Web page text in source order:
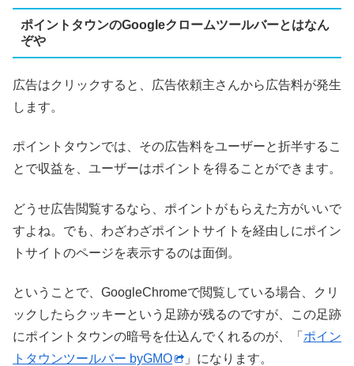
ポイントタウンのGoogleクロームツールバーとはなん
ぞや
広告はクリックすると、広告依頼主さんから広告料が発生
します。
ポイントタウンでは、その広告料をユーザーと折半するこ
とで収益を、ユーザーはポイントを得ることができます。
どうせ広告閲覧するなら、ポイントがもらえた方がいいで
すよね。でも、わざわざポイントサイトを経由しにポイン
トサイトのページを表示するのは面倒。
ということで、GoogleChromeで閲覧している場合、クリ
ックしたらクッキーという足跡が残るのですが、この足跡
にポイントタウンの暗号を仕込んでくれるのが、「 ポイン
トタウンツールバー byGMO
」になります。